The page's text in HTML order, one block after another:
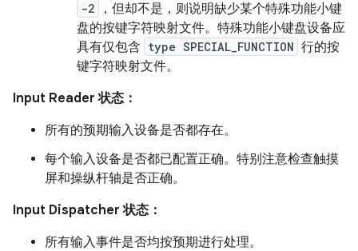
-2
，但却不是，则说明缺少某个特殊功能小键
盘的按键字符映射文件。特殊功能小键盘设备应
具有仅包含 type SPECIAL_FUNCTION 行的按
键字符映射文件。
Input Reader 状态：
所有的预期输入设备是否都存在。
每个输入设备是否都已配置正确。特别注意检查触摸
屏和操纵杆轴是否正确。
Input Dispatcher 状态：
所有输入事件是否均按预期进行处理。